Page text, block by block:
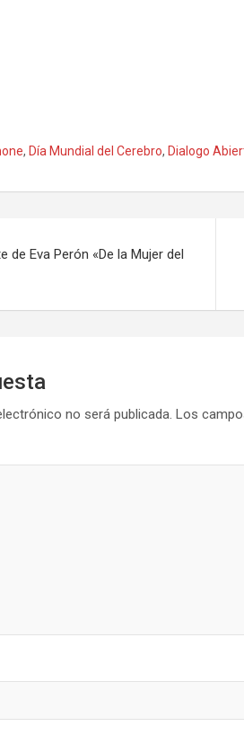
m
p
tir
, Día Mundial del Cerebro, Dialogo
de Eva Perón «De la Mujer del
no será publicada. Los